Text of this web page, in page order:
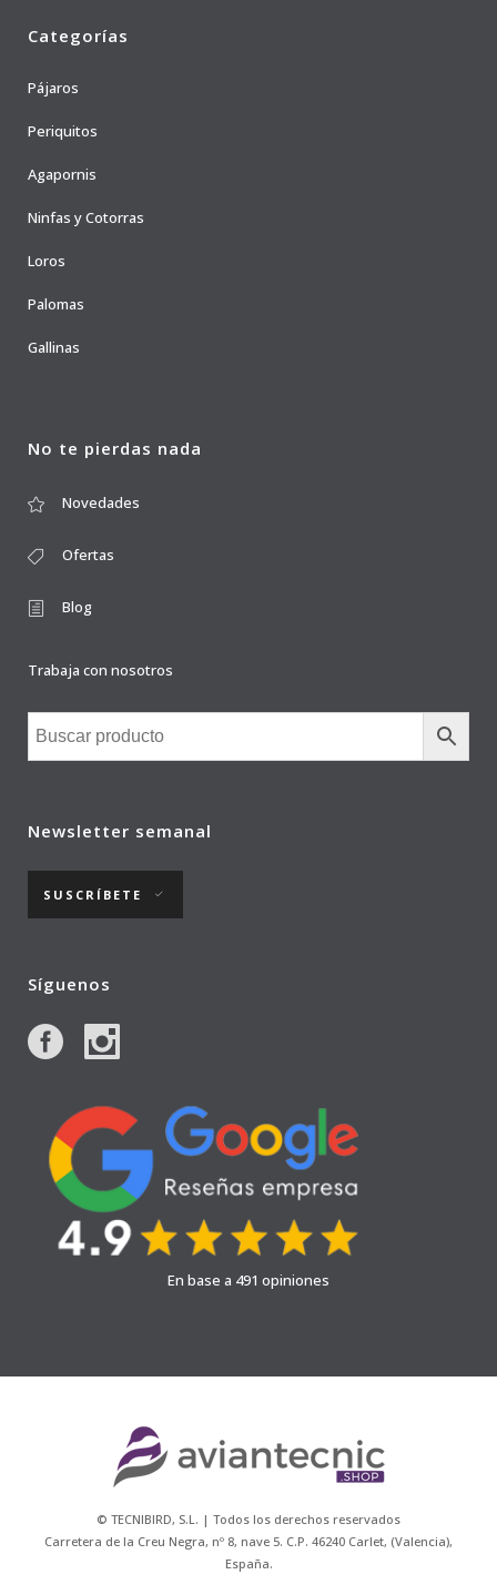
Categorías
Pájaros
Periquitos
Agapornis
Ninfas y Cotorras
Loros
Palomas
Gallinas
No te pierdas nada
Novedades
Ofertas
Blog
Trabaja con nosotros
Newsletter semanal
SUSCRÍBETE
Síguenos
En base a 491 opiniones
© TECNIBIRD, S.L. | Todos los derechos reservados
Carretera de la Creu Negra, nº 8, nave 5. C.P. 46240 Carlet, (Valencia),
España.